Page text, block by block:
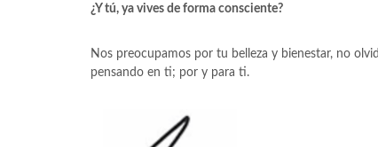
¿Y tú, ya vives de forma consciente?
Nos preocupamos por tu belleza y bienestar, no
pensando en ti; por y para ti.